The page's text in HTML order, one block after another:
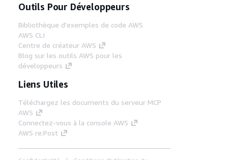
Outils Pour Développeurs
Bibliothèque d'exemples de code AWS
AWS CLI
Centre de créateur AWS
Blog sur les outils AWS pour les
développeurs
Liens Utiles
Téléchargez les documents du serveur MCP
AWS
Connectez-vous à la console AWS
AWS re:Post